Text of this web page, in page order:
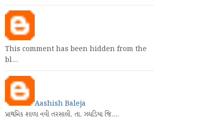
This comment has been hidden from the
bl…
Aashish Baleja
પ્રાથમિક શાળા નવી તરસાલી. તા. ઝઘડિયા જિ.…